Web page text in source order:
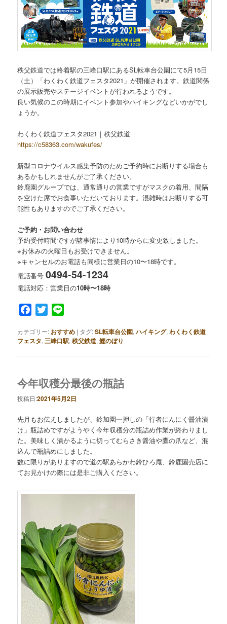
秩父鉄道では終着駅の三峰口駅にあるSL転車台公園にて5月15日
（土）「わくわく鉄道フェスタ2021」が開催されます。鉄道関係
の展示販売やステージイベントが行われるようです。
良い気候のこの時期にイベント参加やハイキングなどいかがでし
ょうか。
わくわく鉄道フェスタ2021｜秩父鉄道
https://c58363.com/wakufes/
新型コロナウイルス感染予防のためご予約時にお断りする場合も
あるかもしれませんがご了承ください。
鈴鹿園グループでは、通常通りの営業ですがマスクの着用、間隔
を空けた席でお食事いただいております。混雑時はお断りする可
能性もありますのでご了承ください。
ご予約・お問い合わせ
予約受付時間ですが諸事情により10時からに変更致しました。
※お休みの火曜日もお受けできません。
※キャンセルのお電話も同様に営業日の10〜18時です。
電話番号0494-54-1234
電話対応：営業日の10時〜18時
Facebook
Twitter
カテゴリー: おすすめ | タグ:SL転車台公園,ハイキング, わくわく鉄道
フェスタ, 三峰口駅,秩父鉄道,鯉のぼり
今年収穫分最後の瓶詰
投稿日:2021年5月2日
先月もお伝えしましたが、鈴加園一押しの「行者にんにく醤油漬
け」瓶詰めですがようやく今年収穫分の瓶詰め作業が終わりまし
た。美味しく漬かるように切ってむらさき醤油や鷹の爪など、混
込んで瓶詰めにしました。
数に限りがありますので道の駅あらかわ鈴ひろ庵、鈴鹿園売店に
てお見かけの際には是非ご購入ください。